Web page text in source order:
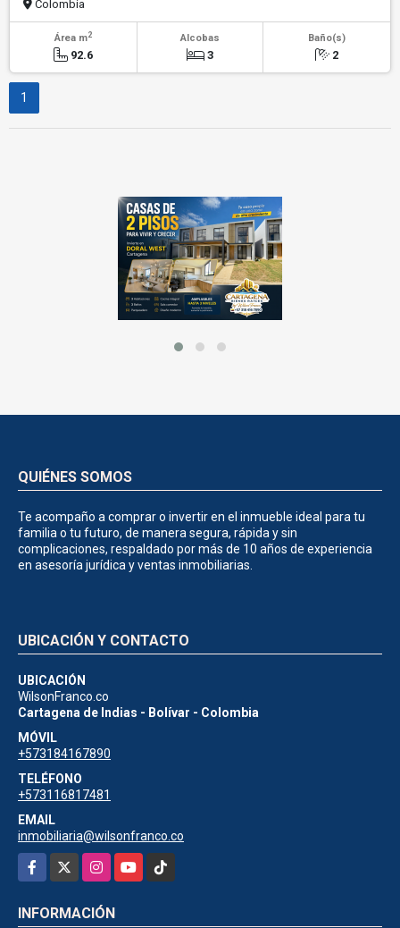
Colombia
Área m2
92.6
Alcobas
3
Baño(s)
2
1
QUIÉNES SOMOS
Te acompaño a comprar o invertir en el inmueble ideal para tu
familia o tu futuro, de manera segura, rápida y sin
complicaciones, respaldado por más de 10 años de experiencia
en asesoría jurídica y ventas inmobiliarias.
UBICACIÓN Y CONTACTO
UBICACIÓN
WilsonFranco.co
Cartagena de Indias - Bolívar - Colombia
MÓVIL
+573184167890
TELÉFONO
+573116817481
EMAIL
inmobiliaria@wilsonfranco.co
Facebook
InstagramYouTubeTikTok
INFORMACIÓN